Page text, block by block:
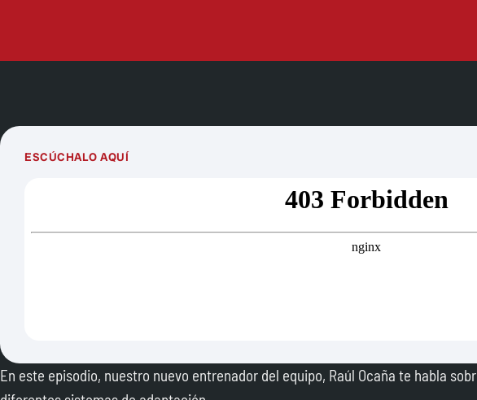
ESCÚCHALO AQUÍ
En este episodio, nuestro nuevo entrenador del equipo, Raúl Ocaña te habla